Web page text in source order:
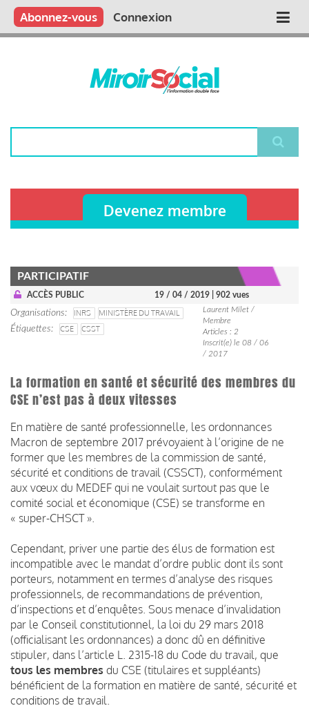
Aller
contenu
Main
Qui sommes nous ?
Vous publiez
Nous publions
Contactez-nous
Abonnez-vous Connexion
Devenez membre
PARTICIPATIF
ACCÈS PUBLIC 19 / 04 / 2019 | 902 vues
Organisations INRS
MINISTÈRE DU TRAVAIL
Étiquettes
CSE CSST
Laurent Milet /
Membre
Articles : 2
Inscrit(e) le 08 / 06
/ 2017
La formation en santé et sécurité des membres du
CSE n’est pas à deux vitesses
En matière de santé professionnelle, les ordonnances
Macron de septembre 2017 prévoyaient à l’origine de ne
former que les membres de la commission de santé,
sécurité et conditions de travail (CSSCT), conformément
aux vœux du MEDEF qui ne voulait surtout pas que le
comité social et économique (CSE) se transforme en
« super-CHSCT ».
Cependant, priver une partie des élus de formation est
incompatible avec le mandat d’ordre public dont ils sont
porteurs, notamment en termes d’analyse des risques
professionnels, de recommandations de prévention,
d’inspections et d’enquêtes. Sous menace d’invalidation
par le Conseil constitutionnel, la loi du 29 mars 2018
(officialisant les ordonnances) a donc dû en définitive
stipuler, dans l’article L. 2315-18 du Code du travail, que
tous les membres du CSE (titulaires et suppléants)
bénéficient de la formation en matière de santé, sécurité et
conditions de travail.